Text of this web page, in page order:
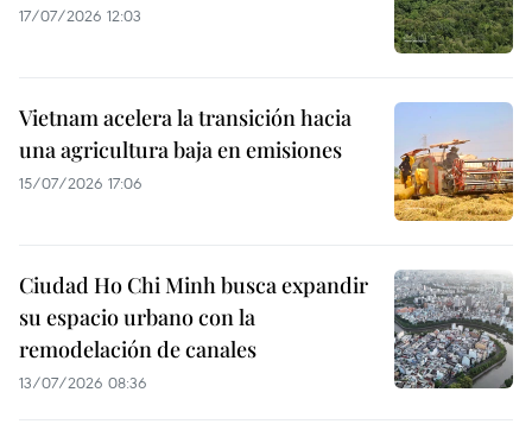
17/07/2026 12:03
Vietnam acelera la transición hacia
una agricultura baja en emisiones
15/07/2026 17:06
Ciudad Ho Chi Minh busca expandir
su espacio urbano con la
remodelación de canales
13/07/2026 08:36